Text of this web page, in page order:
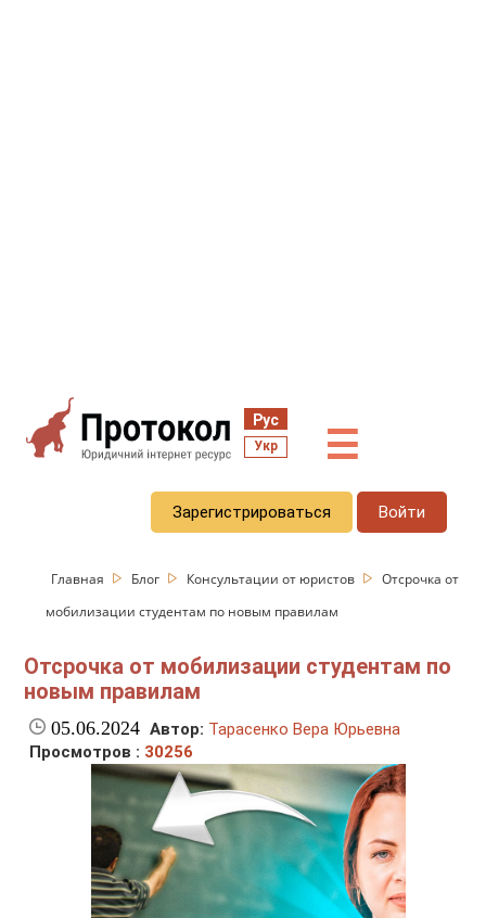
Рус
Укр ☰
Зарегистрироваться Войти
Главная Блог Консультации от юристов
Отсрочка от
мобилизации студентам по новым правилам
Отсрочка от мобилизации студентам по
новым правилам
05.06.2024 Автор: Тарасенко Вера Юрьевна
Просмотров : 30256